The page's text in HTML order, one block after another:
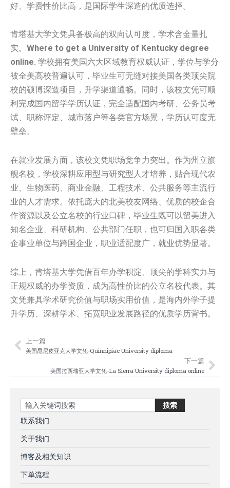
好、学费性价比高，是国际学生深造的优质选择。
肯塔基大学文凭具备极高的双向认可度，学术含金量扎
实。 Where to get a University of Kentucky degree
online. 学校拥有美国六大区域教育权威认证，学位与学分
被全美高校普遍认可，毕业生可无缝对接美国各类顶尖院
校的硕博深造项目，升学渠道通畅。同时，该校文凭可顺
利完成国内留学学历认证，完全适配国内考研、公务员考
试、职称评定、城市落户等各类官方场景，学历认可度无
壁垒。
在就业发展方面，该校文凭职场竞争力突出。作为州立旗
舰名校，学校深耕应用型与研究型人才培养，贴合现代农
业、生物医药、商业金融、工程技术、公共服务等主流行
业的人才需求。依托庞大的北美校友网络、优质的校企合
作资源以及公立名校的行业口碑，毕业生既可以留美进入
知名企业、科研机构、公共部门任职，也可归国入职各类
企事业单位与跨国企业，职业适配度广，就业优势显著。
综上，肯塔基大学凭借百年办学积淀、顶尖的学科实力与
正规权威的办学资质，成为高性价比的公立名校代表。其
文凭兼具学术研究价值与职场实用价值，是海内外学子提
升学历、深耕学术、拓宽职业发展路径的优质学历背书。
Prev
上一篇
美国昆尼皮亚克大学文凭-Quinnipiac University diploma
下一篇
美国拉西瑞亚大学文凭-La Sierra University diploma online
Search 搜索
联系我们
关于我们
博客及相关知识
下单流程